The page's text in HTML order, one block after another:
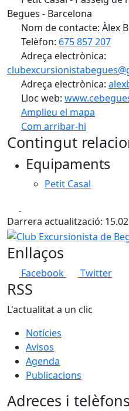
Begues - Barcelona
Nom de contacte: Àlex
Telèfon: 675 857 207
Adreça electrònica:
Adreça electrònica:
Lloc web:
Amplieu el mapa
Com arribar-hi
+
Contingut
Equipaments
Petit Casal
Darrera actualització:
Club Excursionista de
Enllaços
Facebook Twitter
RSS
L'actualitat a un clic
Notícies
Avisos
Agenda
Publicacions
Adreces i telèfons